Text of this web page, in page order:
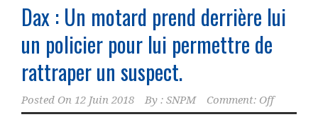
Dax : Un motard prend derrière lui
un policier pour lui permettre de
rattraper un suspect.
Posted On 12 Juin 2018 By : SNPM Comment: Off